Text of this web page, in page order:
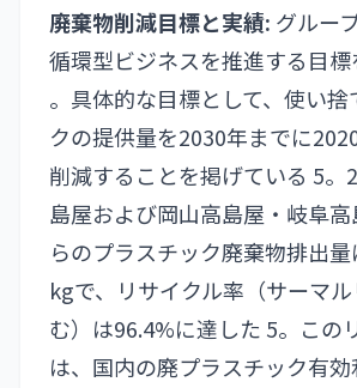
廃棄物削減目標と実績: グルー
循環型ビジネスを推進する目標
。具体的な目標として、使い捨
クの提供量を2030年までに
削減することを掲げている 5。
島屋および岡山高島屋・岐阜
らのプラスチック廃棄物排出
kgで、リサイクル率（サーマ
む）は96.4%に達した 5。この
は、国内の廃プラスチック有